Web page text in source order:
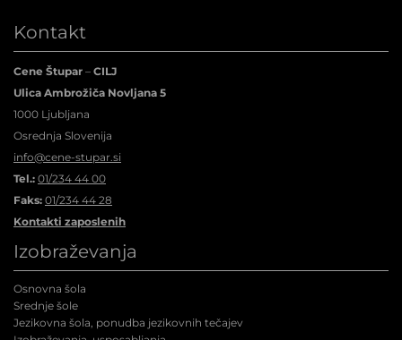
Kontakt
Cene Štupar – CILJ
Ulica Ambrožiča Novljana 5
1000 Ljubljana
Osrednja Slovenija
info@cene-stupar.si
Tel.: 01/234 44 00
Faks: 01/234 44 28
Kontakti zaposlenih
Izobraževanja
Osnovna šola
Srednje šole
Jezikovna šola, ponudba jezikovnih tečajev